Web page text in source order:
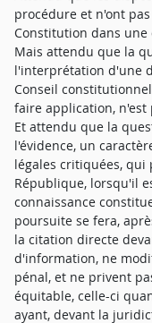
procédure et n'ont
Constitution dans
Mais attendu que la
l'interprétation d'une
Conseil
faire application, n'est
Et attendu que la
l'évidence, un
légales critiquées,
République, lorsqu'il
connaissance
poursuite se fera,
la citation directe
d'information, ne
pénal, et ne privent
équitable, celle-ci
ayant, devant la